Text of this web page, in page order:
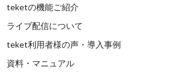
teketの機能ご紹介
ライブ配信について
teket利用者様の声・導入事例
資料・マニュアル